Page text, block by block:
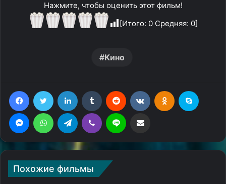
Нажмите, чтобы оценить этот фильм!
[Итого: 0Средняя: 0]
Кино
FacebookTwitter LinkedIn Tumblr Reddit ВконтактеОдноклассники
MessengerWhatsAppTelegram Viber Line Поделиться через электронную почту
Похожие фильмы